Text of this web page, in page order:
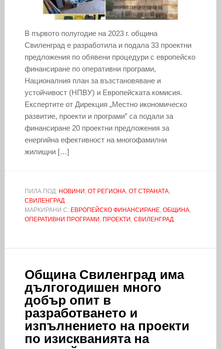
В първото полугодие на 2023 г. община
Свиленград е разработила и подала 33 проектни
предложения по обявени процедури с европейско
финансиране по оперативни програми,
Националния план за възстановяване и
устойчивост (НПВУ) и Европейската комисия.
Експертите от Дирекция „Местно икономическо
развитие, проекти и програми” са подали за
финансиране 20 проектни предложения за
енергийна ефективност на многофамилни
жилищни […]
ПИЛА ПОД: НОВИНИ , ОТ РЕГИОНА, ОТ СТРАНАТА,
СВИЛЕНГРАД
МАРКИРАНИ С: ЕВРОПЕЙСКО ФИНАНСИРАНЕ, ОБЩИНА,
ОПЕРАТИВНИ ПРОГРАМИ , ПРОЕКТИ , СВИЛЕНГРАД
Община Свиленград има
дългогодишен много
добър опит в
разработването и
изпълнението на проекти
по изискванията на